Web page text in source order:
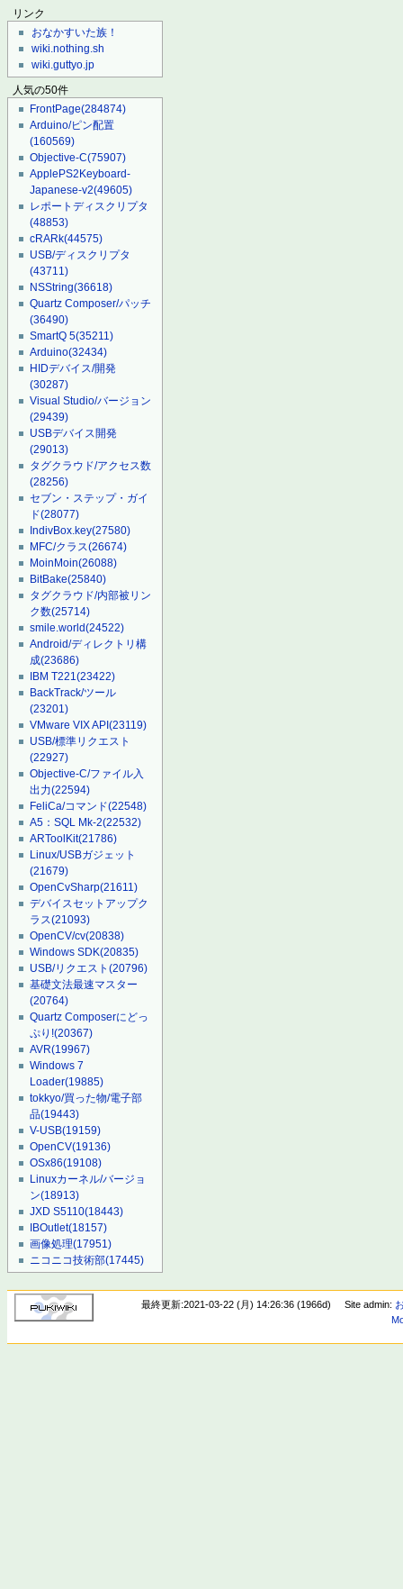
リンク
おなかすいた族！
wiki.nothing.sh
wiki.guttyo.jp
人気の50件
FrontPage(284874)
Arduino/ピン配置
(160569)
Objective-C(75907)
ApplePS2Keyboard-
Japanese-v2(49605)
レポートディスクリプタ
(48853)
cRARk(44575)
USB/ディスクリプタ
(43711)
NSString(36618)
Quartz Composer/パッチ
(36490)
SmartQ 5(35211)
Arduino(32434)
HIDデバイス/開発
(30287)
Visual Studio/バージョン
(29439)
USBデバイス開発
(29013)
タグクラウド/アクセス数
(28256)
セブン・ステップ・ガイ
ド(28077)
IndivBox.key(27580)
MFC/クラス(26674)
MoinMoin(26088)
BitBake(25840)
タグクラウド/内部被リン
ク数(25714)
smile.world(24522)
Android/ディレクトリ構
成(23686)
IBM T221(23422)
BackTrack/ツール
(23201)
VMware VIX API(23119)
USB/標準リクエスト
(22927)
Objective-C/ファイル入
出力(22594)
FeliCa/コマンド(22548)
A5：SQL Mk-2(22532)
ARToolKit(21786)
Linux/USBガジェット
(21679)
OpenCvSharp(21611)
デバイスセットアップク
ラス(21093)
OpenCV/cv(20838)
Windows SDK(20835)
USB/リクエスト(20796)
基礎文法最速マスター
(20764)
Quartz Composerにどっ
ぷり!(20367)
AVR(19967)
Windows 7
Loader(19885)
tokkyo/買った物/電子部
品(19443)
V-USB(19159)
OpenCV(19136)
OSx86(19108)
Linuxカーネル/バージョ
ン(18913)
JXD S5110(18443)
IBOutlet(18157)
画像処理(17951)
ニコニコ技術部(17445)
最終更新:2021-03-22 (月) 14:26:36 (1966d) Site admin: